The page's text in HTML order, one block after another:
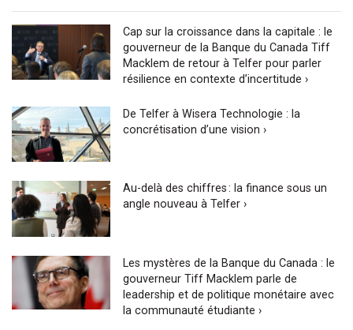
Cap sur la croissance dans la capitale : le
gouverneur de la Banque du Canada Tiff
Macklem de retour à Telfer pour parler
résilience en contexte d’incertitude ›
De Telfer à Wisera Technologie : la
concrétisation d’une vision ›
Au-delà des chiffres : la finance sous un
angle nouveau à Telfer ›
Les mystères de la Banque du Canada : le
gouverneur Tiff Macklem parle de
leadership et de politique monétaire avec
la communauté étudiante ›